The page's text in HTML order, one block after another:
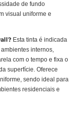
de fundo
visual uniforme e
Esta tinta é indicada
internos,
com o tempo e fixa o
superfície. Oferece
sendo ideal para
residenciais e